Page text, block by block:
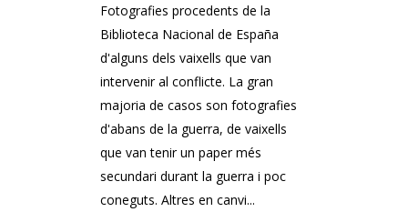
Fotografies procedents de la
Biblioteca Nacional de España
d'alguns dels vaixells que van
intervenir al conflicte. La gran
majoria de casos son fotografies
d'abans de la guerra, de vaixells
que van tenir un paper més
secundari durant la guerra i poc
coneguts. Altres en canvi...